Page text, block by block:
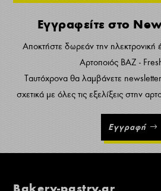
Εγγραφείτε στο
Αποκτήστε δωρεάν την ηλεκτρονική
Αρτοποιός ΒΑΖ -
Ταυτόχρονα θα λαμβάνετε
σχετικά με όλες τις εξελίξεις στην
Εγγραφή
Bakery-pastry.gr